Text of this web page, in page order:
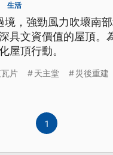
生活
境，強勁風力吹壞南
具文資價值的屋頂。
屋頂行動。
片 天主堂 災後重建
1